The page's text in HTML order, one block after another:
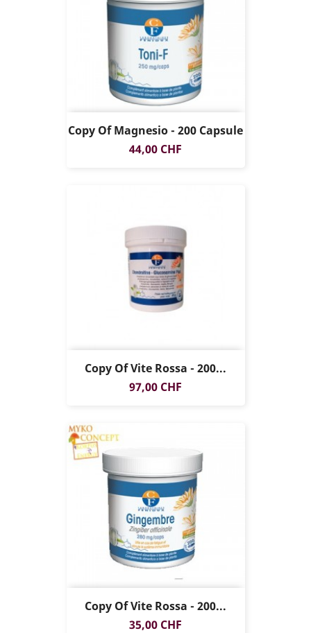
Copy Of Magnesio - 200 Capsule
Prezzo
44,00 CHF
Copy Of Vite Rossa - 200...
Prezzo
97,00 CHF
Copy Of Vite Rossa - 200...
Prezzo
35,00 CHF